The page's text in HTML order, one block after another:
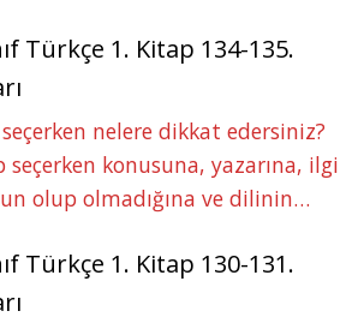
Türkçe 1. Kitap 134-135.
nelere dikkat edersiniz?
seçerken konusuna, yazarına, ilgi
olup olmadığına ve dilinin…
Türkçe 1. Kitap 130-131.